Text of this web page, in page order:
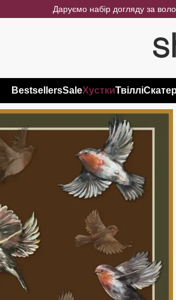
Даруємо набір догляду за
BestsellersSaleХусткиТвіллі